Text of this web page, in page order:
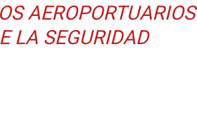
AEROPORTUARIOS
LA SEGURIDAD